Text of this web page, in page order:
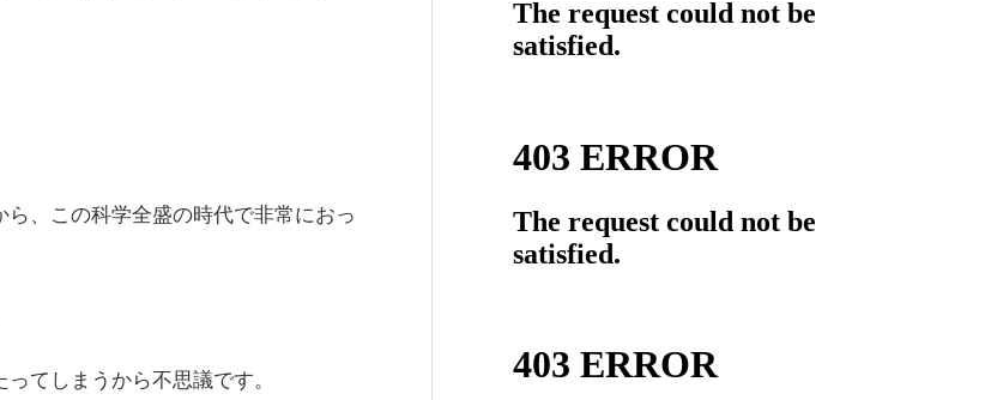
、この科学全盛の時代で非常におっ
てしまうから不思議です。